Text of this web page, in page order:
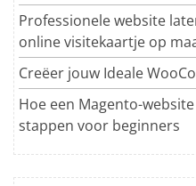
Professionele website
online visitekaartje op
Creëer jouw Ideale
Hoe een Magento-
stappen voor beginners